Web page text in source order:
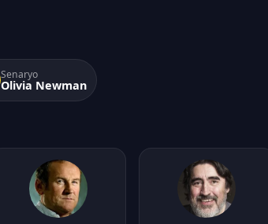
Senaryo
Olivia Newman